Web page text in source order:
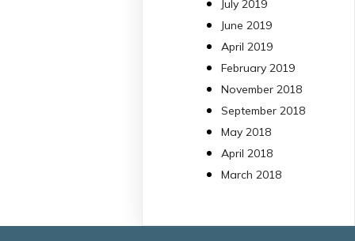
una combinació poc
habitual de dos
antibiòtics β-lactàmics
pot eliminar de
Pseudomonas
aeruginosa alhora que
en retarda l'aparició
resistències
https://
July 2019
June 2019
April 2019
February 2019
November 2018
September 2018
May 2018
April 2018
March 2018